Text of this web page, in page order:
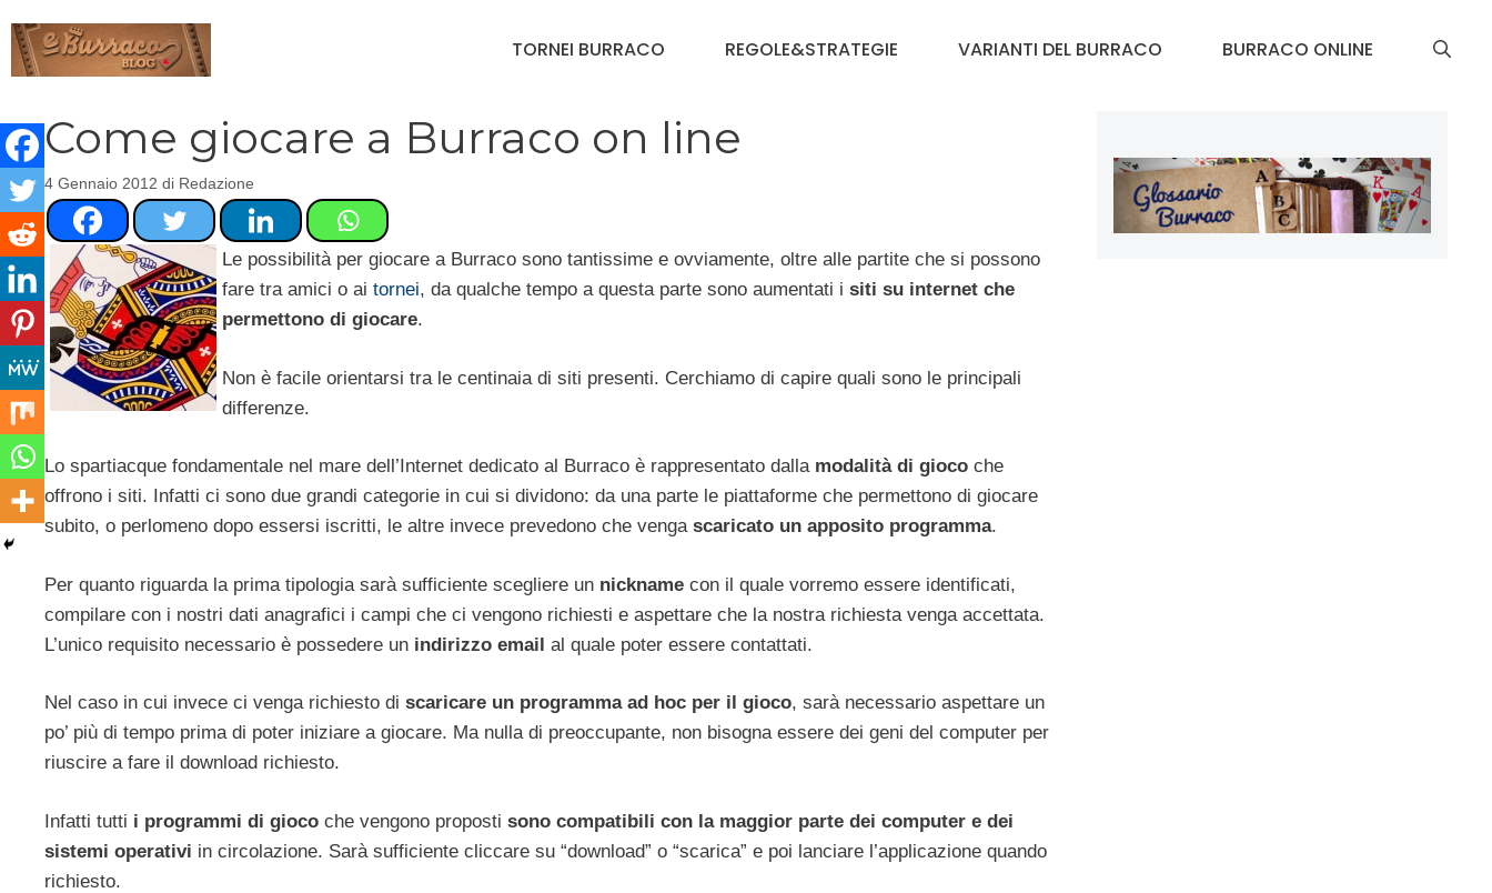
contenuto
TORNEI BURRACO REGOLE&STRATEGIE VARIANTI DEL BURRACO BURRACO ONLINE
Come giocare a Burraco on line
4 Gennaio 2012 di Redazione
Le possibilità per giocare a Burraco sono tantissime e ovviamente, oltre alle partite che si possono
fare tra amici o ai tornei, da qualche tempo a questa parte sono aumentati i siti su internet che
permettono di giocare.
Non è facile orientarsi tra le centinaia di siti presenti. Cerchiamo di capire quali sono le principali
differenze.
Lo spartiacque fondamentale nel mare dell’Internet dedicato al Burraco è rappresentato dalla modalità di gioco che
offrono i siti. Infatti ci sono due grandi categorie in cui si dividono: da una parte le piattaforme che permettono di giocare
subito, o perlomeno dopo essersi iscritti, le altre invece prevedono che venga scaricato un apposito programma.
Per quanto riguarda la prima tipologia sarà sufficiente scegliere un nickname con il quale vorremo essere identificati,
compilare con i nostri dati anagrafici i campi che ci vengono richiesti e aspettare che la nostra richiesta venga accettata.
L’unico requisito necessario è possedere un indirizzo email al quale poter essere contattati.
Nel caso in cui invece ci venga richiesto di scaricare un programma ad hoc per il gioco, sarà necessario aspettare un
po’ più di tempo prima di poter iniziare a giocare. Ma nulla di preoccupante, non bisogna essere dei geni del computer per
riuscire a fare il download richiesto.
Infatti tutti i programmi di gioco che vengono proposti sono compatibili con la maggior parte dei computer e dei
sistemi operativi in circolazione. Sarà sufficiente cliccare su “download” o “scarica” e poi lanciare l’applicazione quando
richiesto.